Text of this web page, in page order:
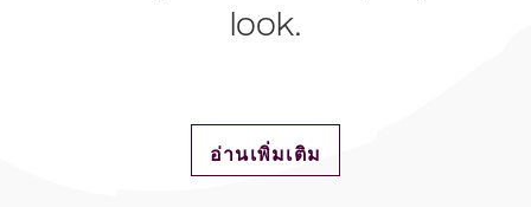
look.
DISCOVER MORE ABOUT ผมนุ่
อ่านเพิ่มเติม